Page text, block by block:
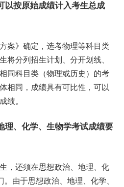
以按原始成绩计入考生总成
案》确定，选考物理等科目类
将分列招生计划、分开划线、
同科目类（物理或历史）的考
相同，成绩具有可比性，可以
绩。
理、化学、生物学考试成绩要
，还须在思想政治、地理、化
由于思想政治、地理、化学、